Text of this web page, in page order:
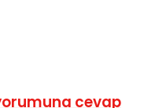
cevap